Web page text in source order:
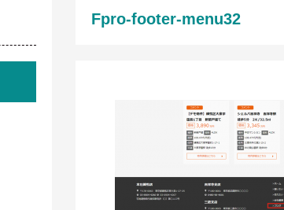
Fpro-footer-menu32